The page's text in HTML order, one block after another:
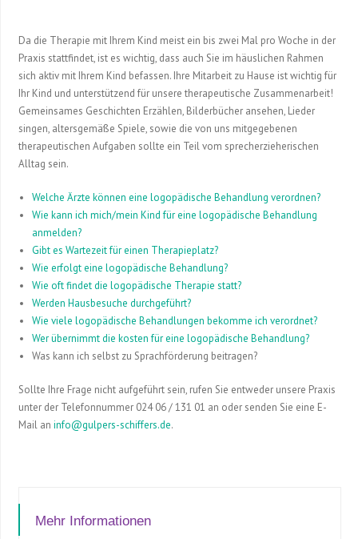
Da die Therapie mit Ihrem Kind meist ein bis zwei Mal pro Woche in der
Praxis stattfindet, ist es wichtig, dass auch Sie im häuslichen Rahmen
sich aktiv mit Ihrem Kind befassen. Ihre Mitarbeit zu Hause ist wichtig für
Ihr Kind und unterstützend für unsere therapeutische Zusammenarbeit!
Gemeinsames Geschichten Erzählen, Bilderbücher ansehen, Lieder
singen, altersgemäße Spiele, sowie die von uns mitgegebenen
therapeutischen Aufgaben sollte ein Teil vom sprecherzieherischen
Alltag sein.
Welche Ärzte können eine logopädische Behandlung verordnen?
Wie kann ich mich/mein Kind für eine logopädische Behandlung
anmelden?
Gibt es Wartezeit für einen Therapieplatz?
Wie erfolgt eine logopädische Behandlung?
Wie oft findet die logopädische Therapie statt?
Werden Hausbesuche durchgeführt?
Wie viele logopädische Behandlungen bekomme ich verordnet?
Wer übernimmt die kosten für eine logopädische Behandlung?
Was kann ich selbst zu Sprachförderung beitragen?
Sollte Ihre Frage nicht aufgeführt sein, rufen Sie entweder unsere Praxis
unter der Telefonnummer 024 06 / 131 01 an oder senden Sie eine E-
Mail aninfo@gulpers-schiffers.de.
Mehr Informationen